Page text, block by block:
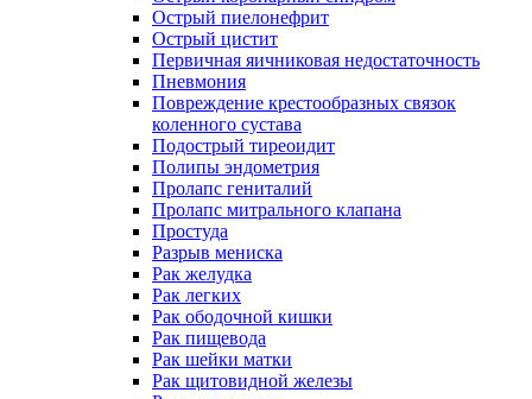
Острый пиелонефрит
Острый цистит
Первичная яичниковая недостаточность
Пневмония
Повреждение крестообразных связок
коленного сустава
Подострый тиреоидит
Полипы эндометрия
Пролапс гениталий
Пролапс митрального клапана
Простуда
Разрыв мениска
Рак желудка
Рак легких
Рак ободочной кишки
Рак пищевода
Рак шейки матки
Рак щитовидной железы